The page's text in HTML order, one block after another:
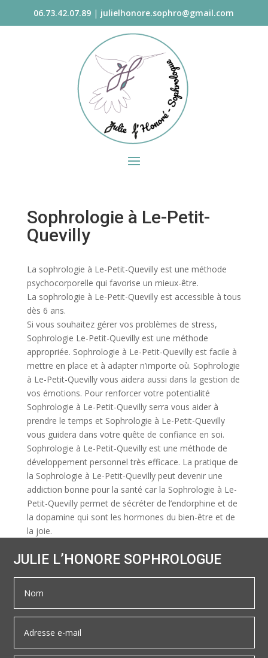
06.73.42.07.89 | julielhonore.sophro@gmail.com
Sophrologie à Le-Petit-
Quevilly
La sophrologie à Le-Petit-Quevilly est une méthode
psychocorporelle qui favorise un mieux-être.
La sophrologie à Le-Petit-Quevilly est accessible à tous
dès 6 ans.
Si vous souhaitez gérer vos problèmes de stress,
Sophrologie Le-Petit-Quevilly est une méthode
appropriée. Sophrologie à Le-Petit-Quevilly est facile à
mettre en place et à adapter n’importe où. Sophrologie
à Le-Petit-Quevilly vous aidera aussi dans la gestion de
vos émotions. Pour renforcer votre potentialité
Sophrologie à Le-Petit-Quevilly serra vous aider à
prendre le temps et Sophrologie à Le-Petit-Quevilly
vous guidera dans votre quête de confiance en soi.
Sophrologie à Le-Petit-Quevilly est une méthode de
développement personnel très efficace. La pratique de
la Sophrologie à Le-Petit-Quevilly peut devenir une
addiction bonne pour la santé car la Sophrologie à Le-
Petit-Quevilly permet de sécréter de l’endorphine et de
la dopamine qui sont les hormones du bien-être et de
la joie.
JULIE L’HONORE SOPHROLOGUE